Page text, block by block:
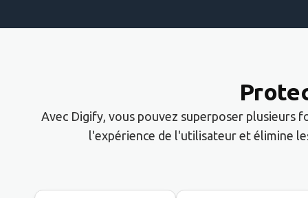
Avec Digify, vous pouvez superposer plusieurs
l'expérience de l'utilisateur et élimine